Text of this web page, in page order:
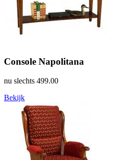
Console Napolitana
nu slechts 499.00
Bekijk